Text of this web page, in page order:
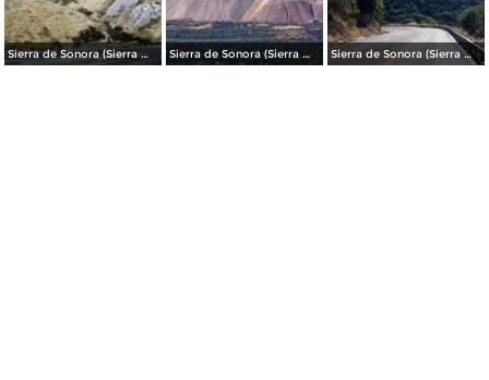
Sierra de Sonora (Sierra Madre Occidental) Sierra de Sonora (Sierra Madre Occidental) Sierra de Sonora (Sierra Madre Occidental)